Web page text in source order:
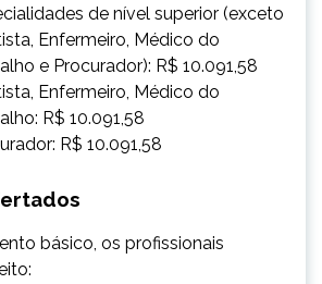
de nível superior (exceto
Enfermeiro, Médico do
e Procurador): R$ 10.091,58
Enfermeiro, Médico do
R$ 10.091,58
R$ 10.091,58
básico, os profissionais